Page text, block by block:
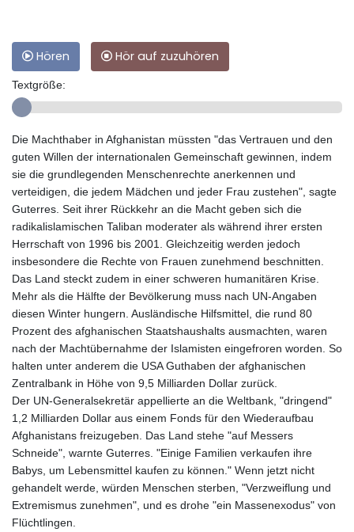
Hören Hör auf zuzuhören
Textgröße:
Die Machthaber in Afghanistan müssten "das Vertrauen und den
guten Willen der internationalen Gemeinschaft gewinnen, indem
sie die grundlegenden Menschenrechte anerkennen und
verteidigen, die jedem Mädchen und jeder Frau zustehen", sagte
Guterres. Seit ihrer Rückkehr an die Macht geben sich die
radikalislamischen Taliban moderater als während ihrer ersten
Herrschaft von 1996 bis 2001. Gleichzeitig werden jedoch
insbesondere die Rechte von Frauen zunehmend beschnitten.
Das Land steckt zudem in einer schweren humanitären Krise.
Mehr als die Hälfte der Bevölkerung muss nach UN-Angaben
diesen Winter hungern. Ausländische Hilfsmittel, die rund 80
Prozent des afghanischen Staatshaushalts ausmachten, waren
nach der Machtübernahme der Islamisten eingefroren worden. So
halten unter anderem die USA Guthaben der afghanischen
Zentralbank in Höhe von 9,5 Milliarden Dollar zurück.
Der UN-Generalsekretär appellierte an die Weltbank, "dringend"
1,2 Milliarden Dollar aus einem Fonds für den Wiederaufbau
Afghanistans freizugeben. Das Land stehe "auf Messers
Schneide", warnte Guterres. "Einige Familien verkaufen ihre
Babys, um Lebensmittel kaufen zu können." Wenn jetzt nicht
gehandelt werde, würden Menschen sterben, "Verzweiflung und
Extremismus zunehmen", und es drohe "ein Massenexodus" von
Flüchtlingen.